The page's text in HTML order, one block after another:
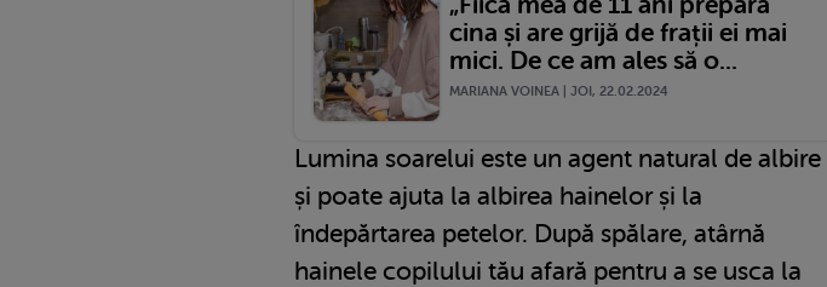
cina și are grijă de frații ei mai
mici. De ce am ales să o...
MARIANA VOINEA | JOI, 22.02.2024
Lumina soarelui este un agent natural de albire
și poate ajuta la albirea hainelor și la
îndepărtarea petelor. După spălare, atârnă
hainele copilului tău afară pentru a se usca la